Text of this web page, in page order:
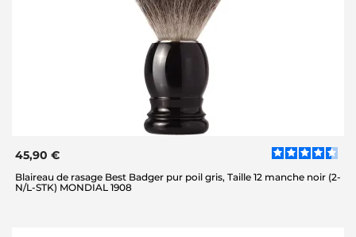
45,90 €
Blaireau de rasage Best Badger pur poil gris, Taille 12 manche noir (2-
N/L-STK) MONDIAL 1908